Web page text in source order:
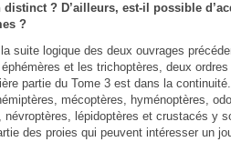
distinct ? D’ailleurs, est-il possible
?
la suite logique des deux ouvrages
et les trichoptères, deux
partie du Tome 3 est dans la
mécoptères, hyménoptères,
névroptères, lépidoptères et crustacés y
des proies qui peuvent intéresser un